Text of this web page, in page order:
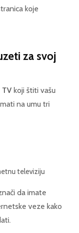
koje
za svoj
TV koji štiti vašu
na umu tri
televiziju
da imate
veze kako